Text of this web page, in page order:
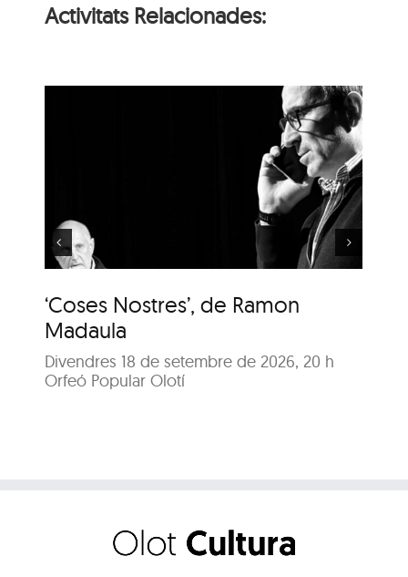
Activitats Relacionades:
‘Coses Nostres’, de Ramon
Madaula
Divendres 18 de setembre de 2026, 20 h
Orfeó Popular Olotí
‘Coses Nostres’, de
Ramon Madaula